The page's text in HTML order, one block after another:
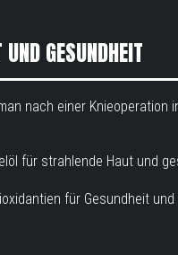
GESUNDHEIT
nach einer Knieoperation
für strahlende Haut und
für Gesundheit und